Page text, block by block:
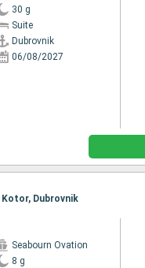
30 g
Suite
Dubrovnik
06/08/2027
Dubrovnik
Seabourn Ovation
8 g